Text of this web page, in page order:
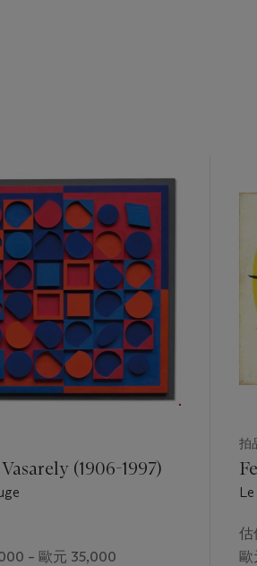
(1906-1997)
– 歐元 35,000
拍
估